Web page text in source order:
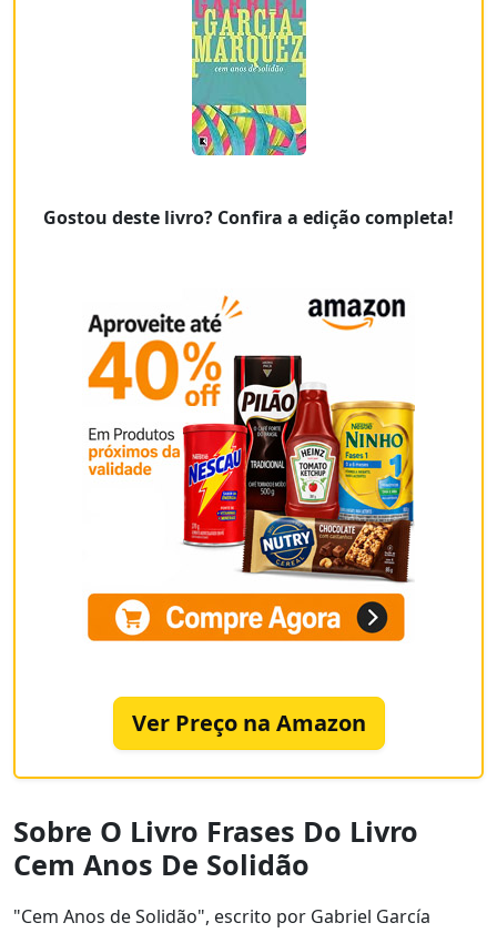
Gostou deste livro? Confira a edição completa!
Ver Preço na Amazon
Sobre O Livro Frases Do Livro
Cem Anos De Solidão
"Cem Anos de Solidão", escrito por Gabriel García